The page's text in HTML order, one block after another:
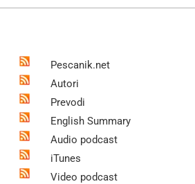
Pescanik.net
Autori
Prevodi
English Summary
Audio podcast
iTunes
Video podcast